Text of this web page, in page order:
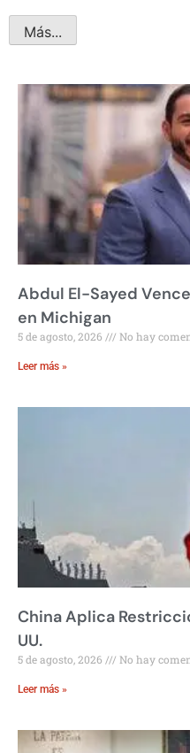
Más...
Abdul El-Sayed
en Michigan
5 de agosto, 2026 No hay
Leer más »
China Aplica
UU.
5 de agosto, 2026 No hay
Leer más »